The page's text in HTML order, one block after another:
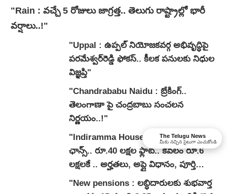
"Rain : వచ్చే 5 రోజులు జాగ్రత్త.. తెలుగు రాష్ట్రాల్లో భారీ
వ‌ర్షాలు..!"
"Uppal : ఉప్పల్ నియోజకవర్గ అభివృద్ధిపై
పరమేశ్వర్‌రెడ్డి ఫోకస్.. కీలక పనులకు నిధుల
విజ్ఞప్తి"
"Chandrababu Naidu : బ్రేకింగ్..
తెలంగాణా పై చంద్రబాబు సంచలన
నిర్ణయం..!"
"Indiramma House: పేదలకు బంపర్
ఛాన్స్.. రూ.40 లక్షల ఫ్లాట్.. కేవలం రూ.6
లక్షలకే .. అర్హతలు, అప్లై విధానం, పూర్తి
వివరాలివే..!"
"New pensions : లబ్ధిదారులకు శుభవార్త
The Telugu News
మీకు నచ్చిన సైటుగా ఎంచుకోండి